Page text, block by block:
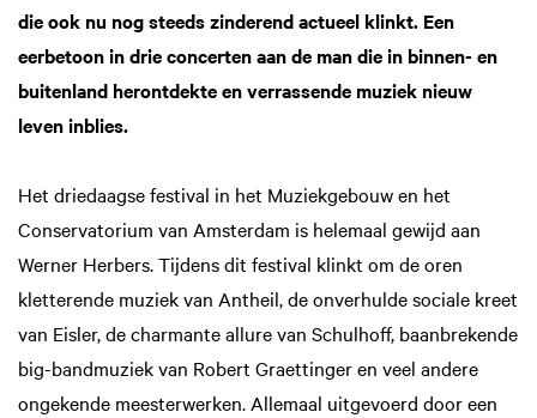
die ook nu nog steeds zinderend actueel klinkt. Een
eerbetoon in drie concerten aan de man die in binnen- en
buitenland herontdekte en verrassende muziek nieuw
leven inblies.
Het driedaagse festival in het Muziekgebouw en het
Conservatorium van Amsterdam is helemaal gewijd aan
Werner Herbers. Tijdens dit festival klinkt om de oren
kletterende muziek van Antheil, de onverhulde sociale kreet
van Eisler, de charmante allure van Schulhoff, baanbrekende
big-bandmuziek van Robert Graettinger en veel andere
ongekende meesterwerken. Allemaal uitgevoerd door een